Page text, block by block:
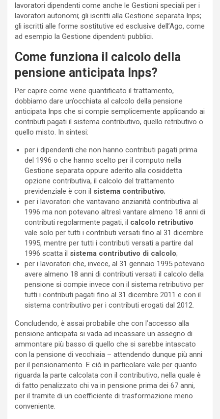
lavoratori dipendenti come anche le Gestioni speciali per i
lavoratori autonomi; gli iscritti alla Gestione separata Inps;
gli iscritti alle forme sostitutive ed esclusive dell’Ago, come
ad esempio la Gestione dipendenti pubblici.
Come funziona il calcolo della
pensione anticipata Inps?
Per capire come viene quantificato il trattamento,
dobbiamo dare un’occhiata al calcolo della pensione
anticipata Inps che si compie semplicemente applicando ai
contributi pagati il sistema contributivo, quello retributivo o
quello misto. In sintesi:
per i dipendenti che non hanno contributi pagati prima
del 1996 o che hanno scelto per il computo nella
Gestione separata oppure aderito alla cosiddetta
opzione contributiva, il calcolo del trattamento
previdenziale è con il sistema contributivo;
per i lavoratori che vantavano anzianità contributiva al
1996 ma non potevano altresì vantare almeno 18 anni di
contributi regolarmente pagati, il calcolo retributivo
vale solo per tutti i contributi versati fino al 31 dicembre
1995, mentre per tutti i contributi versati a partire dal
1996 scatta il sistema contributivo di calcolo;
per i lavoratori che, invece, al 31 gennaio 1995 potevano
avere almeno 18 anni di contributi versati il calcolo della
pensione si compie invece con il sistema retributivo per
tutti i contributi pagati fino al 31 dicembre 2011 e con il
sistema contributivo per i contributi erogati dal 2012.
Concludendo, è assai probabile che con l’accesso alla
pensione anticipata si vada ad incassare un assegno di
ammontare più basso di quello che si sarebbe intascato
con la pensione di vecchiaia – attendendo dunque più anni
per il pensionamento. E ciò in particolare vale per quanto
riguarda la parte calcolata con il contributivo, nella quale è
di fatto penalizzato chi va in pensione prima dei 67 anni,
per il tramite di un coefficiente di trasformazione meno
conveniente.